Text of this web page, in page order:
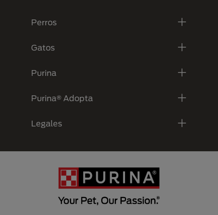
Perros
Gatos
Purina
Purina® Adopta
Legales